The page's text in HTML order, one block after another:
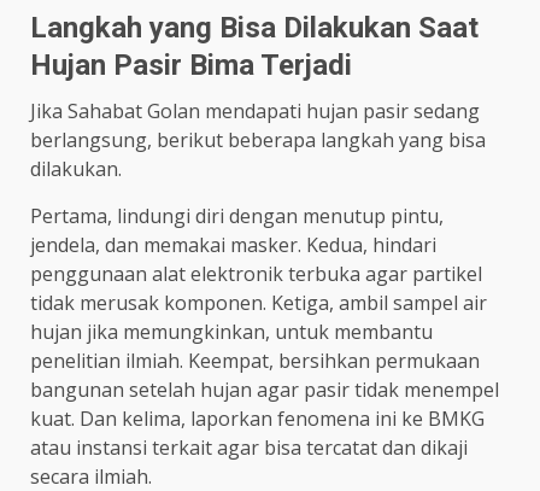
Langkah yang Bisa Dilakukan Saat
Hujan Pasir Bima Terjadi
Jika Sahabat Golan mendapati hujan pasir sedang
berlangsung, berikut beberapa langkah yang bisa
dilakukan.
Pertama, lindungi diri dengan menutup pintu,
jendela, dan memakai masker. Kedua, hindari
penggunaan alat elektronik terbuka agar partikel
tidak merusak komponen. Ketiga, ambil sampel air
hujan jika memungkinkan, untuk membantu
penelitian ilmiah. Keempat, bersihkan permukaan
bangunan setelah hujan agar pasir tidak menempel
kuat. Dan kelima, laporkan fenomena ini ke BMKG
atau instansi terkait agar bisa tercatat dan dikaji
secara ilmiah.